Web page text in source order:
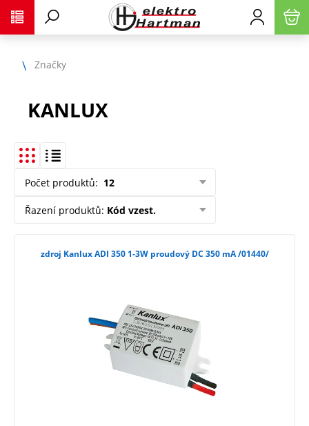
Značky
KANLUX
Počet produktů: 12
Řazení produktů: Kód vzest.
zdroj Kanlux ADI 350 1-3W proudový DC 350 mA /01440/